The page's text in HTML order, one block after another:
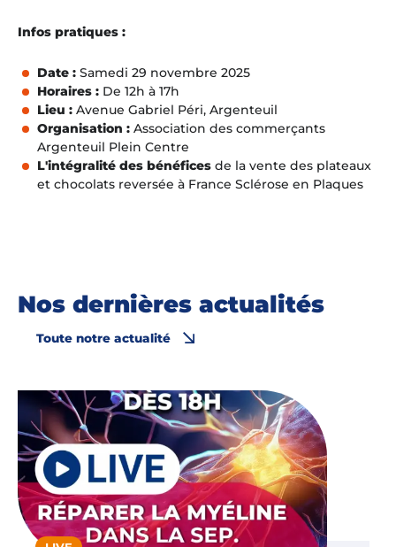
Infos pratiques :
Date : Samedi 29 novembre 2025
Horaires : De 12h à 17h
Lieu : Avenue Gabriel Péri, Argenteuil
Organisation : Association des commerçants
Argenteuil Plein Centre
L'intégralité des bénéfices de la vente des plateaux
et chocolats reversée à France Sclérose en Plaques
Nos dernières actualités
Toute notre actualité